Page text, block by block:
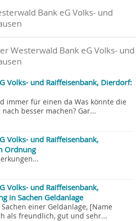
Bank eG Volks- und
Westerwald Bank eG Volks- und
Volks- und Raiffeisenbank, Dierdorf:
immer für einen da Was könnte die
besser machen? Gar...
Volks- und Raiffeisenbank,
Ordnung
Volks- und Raiffeisenbank,
in Sachen Geldanlage
einer Geldanlage, [Name
als freundlich, gut und sehr...